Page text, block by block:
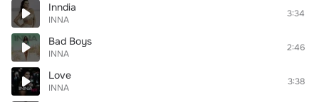
Inndia
INNA
3:34
Bad Boys
INNA
2:46
Love
INNA
3:38